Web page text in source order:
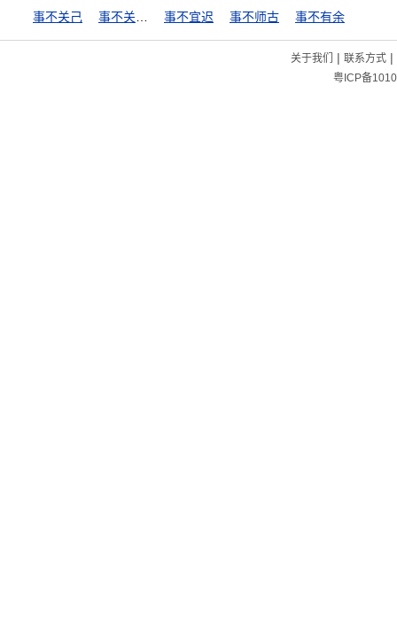
事不关己 事不宜迟 事不师古 事不有余
关于我们 | 联系方式|
粤ICP备